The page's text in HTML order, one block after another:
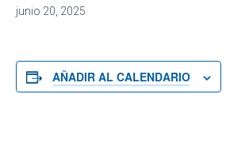
junio 20, 2025
AÑADIR AL CALENDARIO